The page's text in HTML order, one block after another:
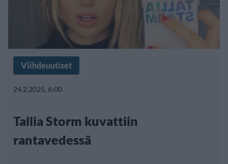
Viihdeuutiset
24.2.2025, 6:00
Tallia Storm kuvattiin
rantavedessä